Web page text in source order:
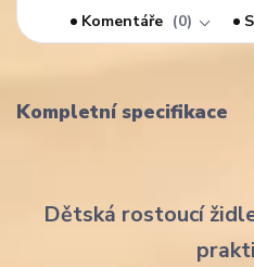
Komentáře
0
Kompletní specifikace
Dětská rostoucí